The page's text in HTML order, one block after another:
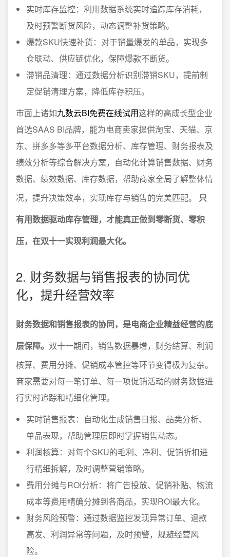
实时库存监控：利用数据系统实时追踪库存消耗，
及时预警断货风险，动态调整补货策略。
爆款SKU快速补货：对于销量爆发的单品，实现多
仓联动、供应链优化，保障爆款不断货。
滞销品清理：通过数据分析识别滞销SKU，提前制
定促销清理方案，降低库存积压。
市面上诸如九数云BI免费在线试用这样的高成长型企业
首选SAAS BI品牌，能为电商卖家提供淘宝、天猫、京
东、拼多多等多平台数据分析、库存管理、财务报表及
绩效分析等综合解决方案，自动化计算销售数据、财务
数据、绩效数据、库存数据，帮助商家全局了解整体情
况，提升决策效率，实现库存与销售的完美匹配。 只
有用数据驱动库存管理，才能真正做到零断货、零积
压，在双十一实现利润最大化。
2. 财务数据与销售报表的协同优
化，提升经营效率
财务数据和销售报表的协同，是电商企业精益经营的底
层保障。 双十一期间，销售数据暴增，财务结算、利润
核算、费用分摊、促销成本管控等环节变得极为复杂。
商家需要对每一笔订单、每一项促销活动的财务数据进
行实时追踪和精细化管理。
实时销售报表：自动化生成销售日报、品类分析、
单品表现，帮助管理层即时掌握销售动态。
利润核算：对每个SKU的毛利、净利、促销折扣进
行精细拆解，及时调整营销策略。
费用分摊与ROI分析：将广告投放、促销补贴、物流
成本等费用精确分摊到各商品，实现ROI最大化。
财务风险预警：通过数据监控发现异常订单、退款
高发、利润异常等问题，及时预警，规避经营风
险。